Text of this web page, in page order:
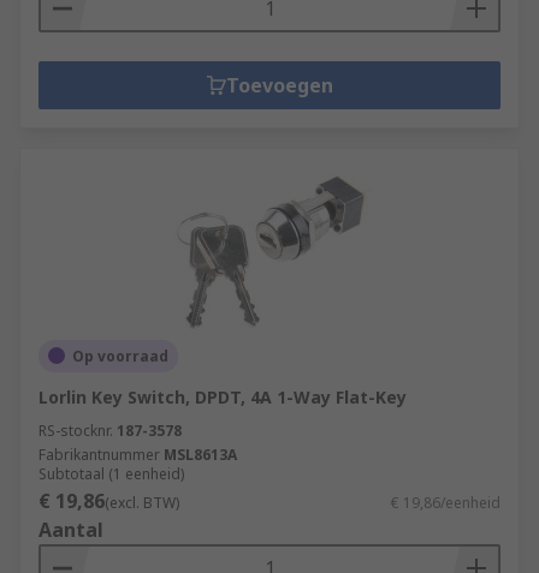
Toevoegen
Op voorraad
Lorlin Key Switch, DPDT, 4A 1-Way Flat-Key
RS-stocknr. 187-3578
Fabrikantnummer MSL8613A
Subtotaal (1 eenheid)
€ 19,86(excl. BTW) € 19,86/eenheid
Aantal